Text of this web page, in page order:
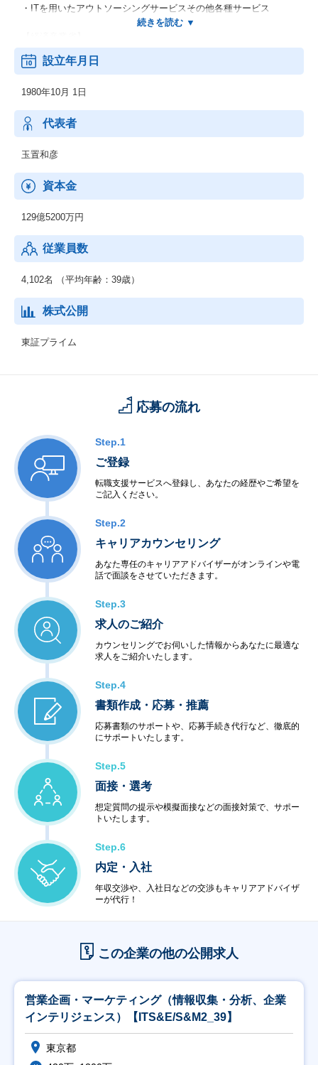
・ITを用いたアウトソーシングサービスその他各種サービス
システムインテグレータ登録企業
特定システムオペレーション認定企業
【総務省】
一般第二種電気通信事業者
特定建設業電気工事業・電気通信工事業
設立年月日
1980年10月 1日
代表者
玉置和彦
資本金
129億5200万円
従業員数
4,102名 （平均年齢：39歳）
株式公開
東証プライム
応募の流れ
Step.1
ご登録
転職支援サービスへ登録し、あなたの経歴やご希望を
ご記入ください。
Step.2
キャリアカウンセリング
あなた専任のキャリアアドバイザーがオンラインや電
話で面談をさせていただきます。
Step.3
求人のご紹介
カウンセリングでお伺いした情報からあなたに最適な
求人をご紹介いたします。
Step.4
書類作成・応募・推薦
応募書類のサポートや、応募手続き代行など、徹底的
にサポートいたします。
Step.5
面接・選考
想定質問の提示や模擬面接などの面接対策で、サポー
トいたします。
Step.6
内定・入社
年収交渉や、入社日などの交渉もキャリアアドバイザ
ーが代行！
この企業の他の公開求人
営業企画・マーケティング（情報収集・分析、企業
インテリジェンス）【ITS&E/S&M2_39】
東京都